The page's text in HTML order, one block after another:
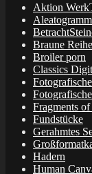
Aktion
Braune Reihe
Broiler porn
Classics
Fragments
Fundstücke
Gerahmtes
Hadern
Human